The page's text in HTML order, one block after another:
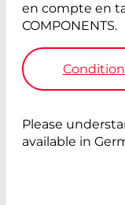
en compte en
COMPONENTS.
Please
available in